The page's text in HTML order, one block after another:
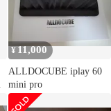
¥11,000
ALLDOCUBE iplay 60
mini pro